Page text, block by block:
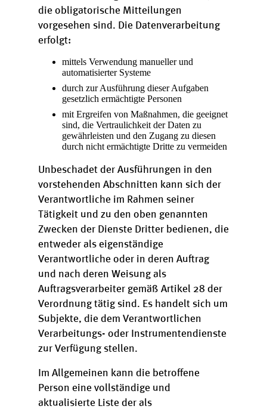
die obligatorische Mitteilungen
vorgesehen sind. Die Datenverarbeitung
erfolgt:
mittels Verwendung manueller und
automatisierter Systeme
durch zur Ausführung dieser Aufgaben
gesetzlich ermächtigte Personen
mit Ergreifen von Maßnahmen, die geeignet
sind, die Vertraulichkeit der Daten zu
gewährleisten und den Zugang zu diesen
durch nicht ermächtigte Dritte zu vermeiden
Unbeschadet der Ausführungen in den
vorstehenden Abschnitten kann sich der
Verantwortliche im Rahmen seiner
Tätigkeit und zu den oben genannten
Zwecken der Dienste Dritter bedienen, die
entweder als eigenständige
Verantwortliche oder in deren Auftrag
und nach deren Weisung als
Auftragsverarbeiter gemäß Artikel 28 der
Verordnung tätig sind. Es handelt sich um
Subjekte, die dem Verantwortlichen
Verarbeitungs- oder Instrumentendienste
zur Verfügung stellen.
Im Allgemeinen kann die betroffene
Person eine vollständige und
aktualisierte Liste der als